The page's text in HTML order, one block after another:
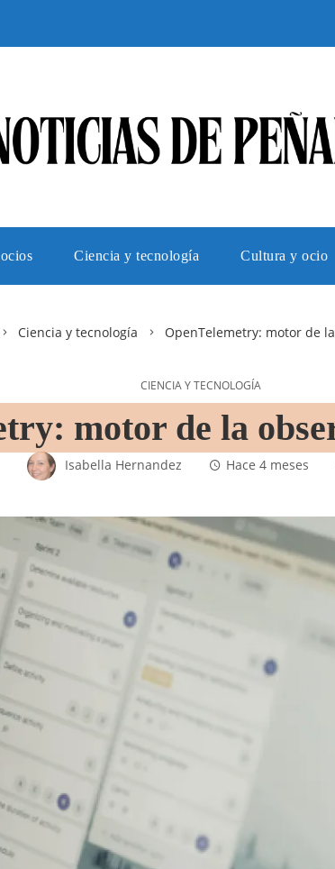
Ciencia y tecnología Cultura y ocio
Ciencia y tecnología OpenTelemetry: motor de
CIENCIA Y TECNOLOGÍA
motor de la
Isabella Hernandez Hace 4 meses